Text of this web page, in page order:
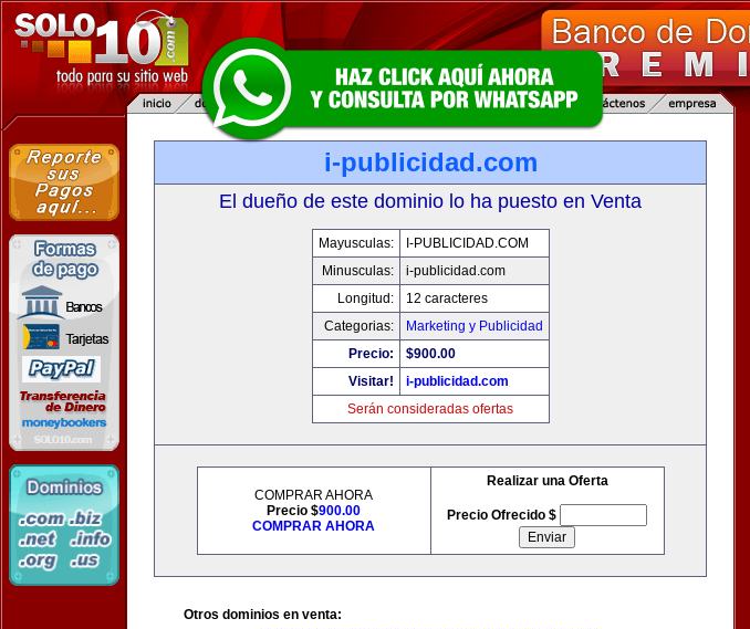
i-publicidad.com
El dueño de este dominio lo ha puesto en Venta
Mayusculas:
I-PUBLICIDAD.COM
Minusculas:
i-publicidad.com
Longitud:
12 caracteres
Categorias:
Marketing y Publicidad
Precio:
$900.00
Visitar!
i-publicidad.com
Serán consideradas ofertas
COMPRAR AHORA
Precio $900.00
COMPRAR AHORA
Realizar una Oferta
Precio Ofrecido $
Otros dominios en venta: